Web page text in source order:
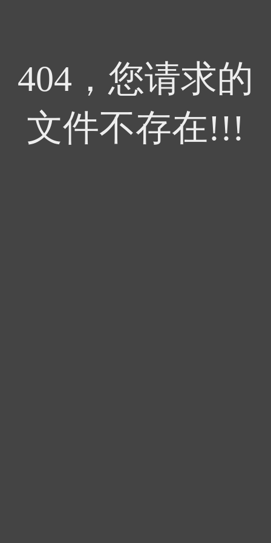
404，您请求的
文件不存在!!!